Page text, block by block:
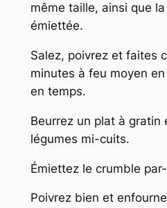
même taille, ainsi que
émiettée.
Salez, poivrez et faites
minutes à feu moyen
en temps.
Beurrez un plat à gratin
légumes mi-cuits.
Émiettez le crumble
Poivrez bien et